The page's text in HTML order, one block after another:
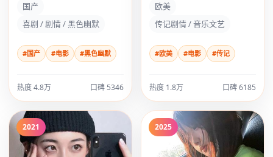
国产
喜剧 / 剧情 / 黑色幽默
#国产 #电影 #黑色幽默
热度 4.8万 口碑 5346
欧美
传记剧情 / 音乐文艺
#欧美 #电影 #传记
热度 1.8万 口碑 6185
2021 2025